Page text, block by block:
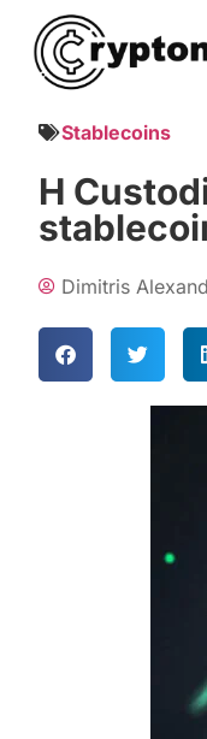
Stablecoins
Η
Dimitris